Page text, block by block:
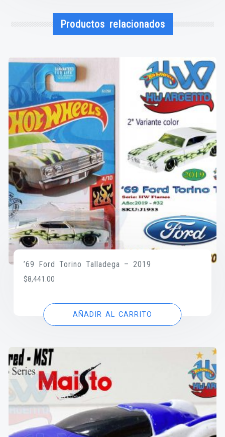
Productos relacionados
’69 Ford Torino Talladega – 2019
$8,441.00
AÑADIR AL CARRITO